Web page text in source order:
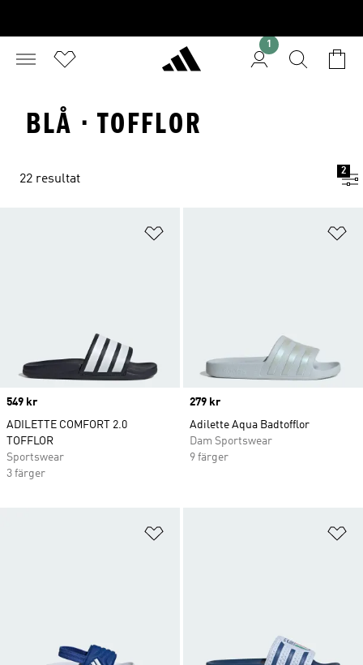
1
BLÅ · TOFFLOR
22 resultat
2
Price
549 kr
ADILETTE COMFORT 2.0
TOFFLOR
Sportswear
3 färger
Price
279 kr
Adilette Aqua Badtofflor
Dam Sportswear
9 färger